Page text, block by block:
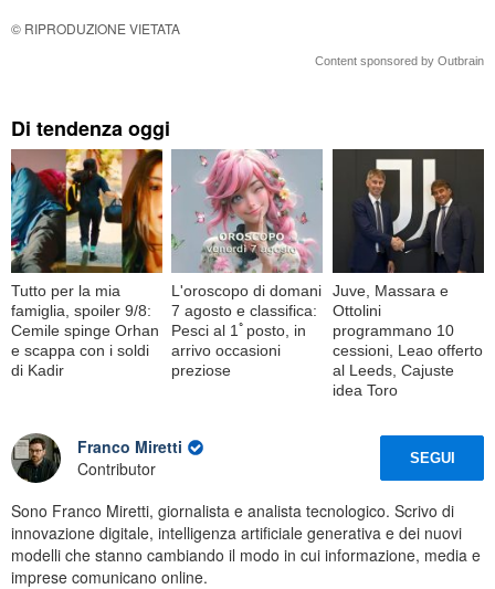
© RIPRODUZIONE VIETATA
Content sponsored by Outbrain
Di tendenza oggi
Tutto per la mia
famiglia, spoiler 9/8:
Cemile spinge Orhan
e scappa con i soldi
di Kadir
L'oroscopo di domani
7 agosto e classifica:
Pesci al 1ﾟposto, in
arrivo occasioni
preziose
Juve, Massara e
Ottolini
programmano 10
cessioni, Leao offerto
al Leeds, Cajuste
idea Toro
Franco Miretti
Contributor
SEGUI
Sono Franco Miretti, giornalista e analista tecnologico. Scrivo di
innovazione digitale, intelligenza artificiale generativa e dei nuovi
modelli che stanno cambiando il modo in cui informazione, media e
imprese comunicano online.